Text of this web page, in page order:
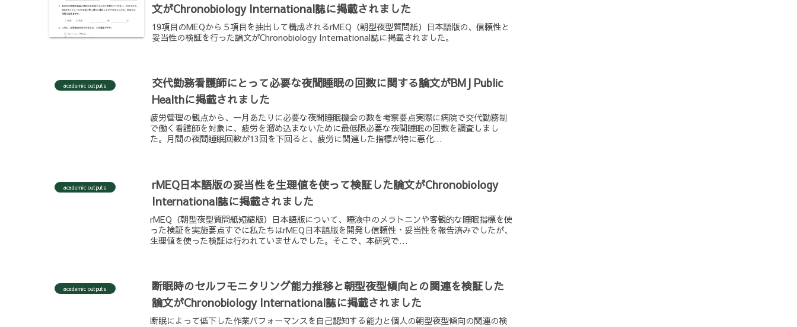
文がChronobiology International誌に掲載されました
19項目のMEQから５項目を抽出して構成されるrMEQ（朝型夜型質問紙）日本語版の、信頼性と
妥当性の検証を行った論文がChronobiology International誌に掲載されました。
academic outputs
交代勤務看護師にとって必要な夜間睡眠の回数に関する論文がBMJ Public
Healthに掲載されました
疲労管理の観点から、一月あたりに必要な夜間睡眠機会の数を考察要点実際に病院で交代勤務制
で働く看護師を対象に、疲労を溜め込まないために最低限必要な夜間睡眠の回数を調査しまし
た。月間の夜間睡眠回数が13回を下回ると、疲労に関連した指標が特に悪化...
academic outputs
rMEQ日本語版の妥当性を生理値を使って検証した論文がChronobiology
International誌に掲載されました
rMEQ（朝型夜型質問紙短縮版）日本語版について、唾液中のメラトニンや客観的な睡眠指標を使
った検証を実施要点すでに私たちはrMEQ日本語版を開発し信頼性・妥当性を報告済みでしたが、
生理値を使った検証は行われていませんでした。そこで、本研究で...
academic outputs
断眠時のセルフモニタリング能力推移と朝型夜型傾向との関連を検証した
論文がChronobiology International誌に掲載されました
断眠によって低下した作業パフォーマンスを自己認知する能力と個人の朝型夜型傾向の関連の検